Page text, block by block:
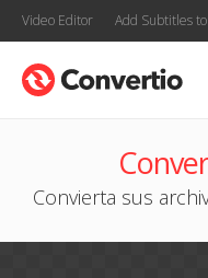
Video Editor Add Subtitles
Convierta sus